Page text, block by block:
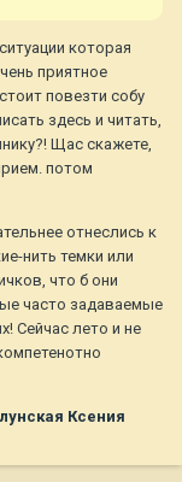
которая
приятное
повезти собу
здесь и читать,
Щас скажете,
потом
отнеслись к
нить темки или
что б они
часто задаваемые
Сейчас лето и не
Ксения